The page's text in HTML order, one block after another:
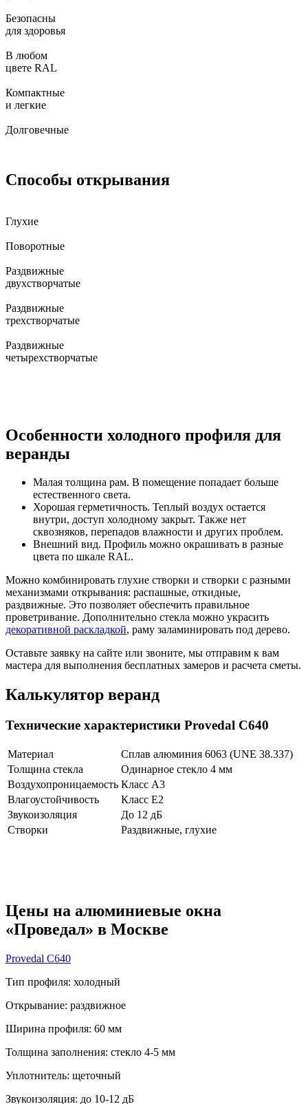
Безопасны
для здоровья
В любом
цвете RAL
Компактные
и легкие
Долговечные
Способы открывания
Глухие
Поворотные
Раздвижные
двухстворчатые
Раздвижные
трехстворчатые
Раздвижные
четырехстворчатые
Особенности холодного профиля для
веранды
Малая толщина рам. В помещение попадает больше
естественного света.
Хорошая герметичность. Теплый воздух остается
внутри, доступ холодному закрыт. Также нет
сквозняков, перепадов влажности и других проблем.
Внешний вид. Профиль можно окрашивать в разные
цвета по шкале RAL.
Можно комбинировать глухие створки и створки с разными
механизмами открывания: распашные, откидные,
раздвижные. Это позволяет обеспечить правильное
проветривание. Дополнительно стекла можно украсить
декоративной раскладкой, раму заламинировать под дерево.
Оставьте заявку на сайте или звоните, мы отправим к вам
мастера для выполнения бесплатных замеров и расчета сметы.
Калькулятор веранд
Технические характеристики Provedal C640
Материал
Сплав алюминия 6063 (UNE 38.337)
Толщина стекла
Одинарное стекло 4 мм
Воздухопроницаемость Класс А3
Влагоустойчивость
Класс E2
Звукоизоляция
До 12 дБ
Створки
Раздвижные, глухие
Цены на алюминиевые окна
«Проведал» в Москве
Provedal C640
Тип профиля: холодный
Открывание: раздвижное
Ширина профиля: 60 мм
Толщина заполнения: стекло 4-5 мм
Уплотнитель: щеточный
Звукоизоляция: до 10-12 дБ